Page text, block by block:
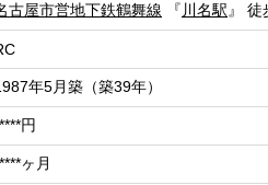
古屋市営地下鉄鶴舞線 『 川名駅 』 徒
年5月築（築39年）
円
ヶ月